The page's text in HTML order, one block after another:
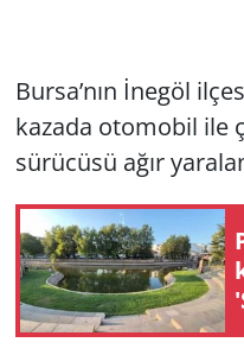
Bursa’nın İnegöl
kazada otomobil ile
sürücüsü ağır